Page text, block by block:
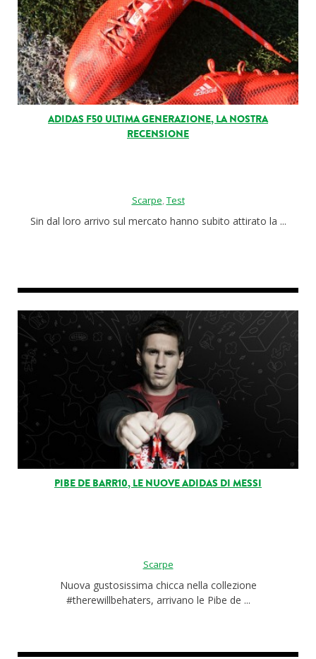
ADIDAS F50 ULTIMA GENERAZIONE, LA NOSTRA
RECENSIONE
Scarpe,Test
Sin dal loro arrivo sul mercato hanno subito attirato la ...
PIBE DE BARR10, LE NUOVE ADIDAS DI MESSI
Scarpe
Nuova gustosissima chicca nella collezione
#therewillbehaters, arrivano le Pibe de ...